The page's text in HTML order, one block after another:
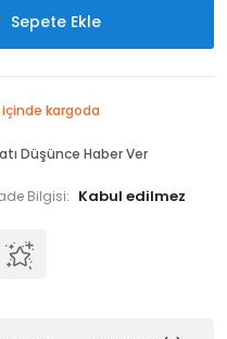
Sepete Ekle
kargoda
Düşünce Haber Ver
Bilgisi: